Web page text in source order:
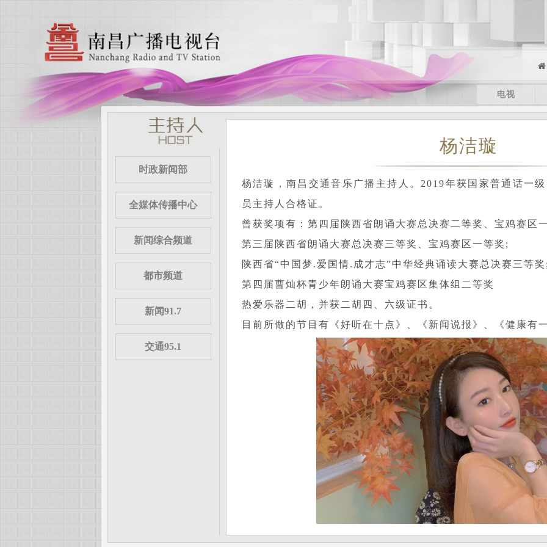
电视
时政新闻部
全媒体传播中心
新闻综合频道
都市频道
新闻91.7
交通95.1
杨洁璇
杨洁璇，南昌交通音乐广播主持人。2019年获国家普通话一
员主持人合格证。
曾获奖项有：第四届陕西省朗诵大赛总决赛二等奖、宝鸡赛区
第三届陕西省朗诵大赛总决赛三等奖、宝鸡赛区一等奖;
陕西省“中国梦.爱国情.成才志”中华经典诵读大赛总决赛三等
第四届曹灿杯青少年朗诵大赛宝鸡赛区集体组二等奖
热爱乐器二胡，并获二胡四、六级证书。
目前所做的节目有《好听在十点》、《新闻说报》、《健康有